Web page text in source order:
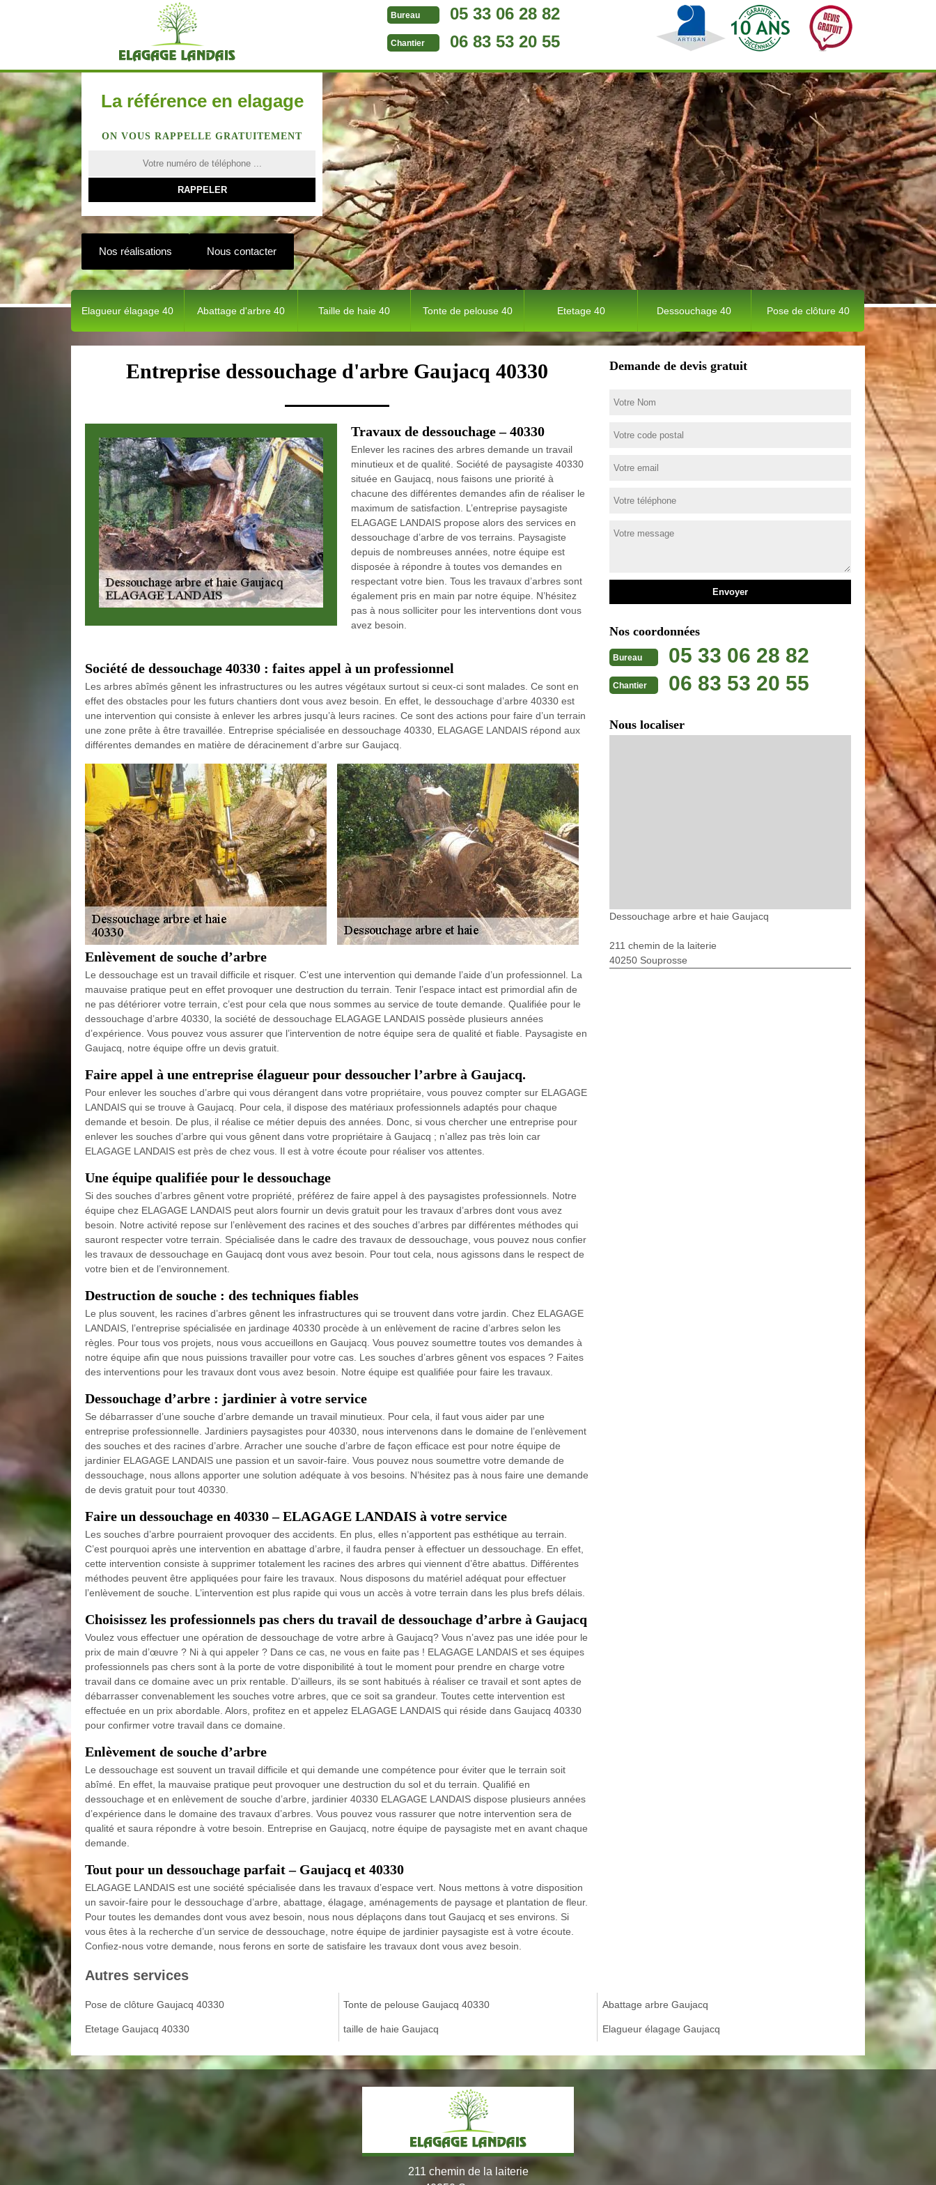
Bureau 05 33 06 28 82
Chantier 06 83 53 20 55
La référence en elagage
ON VOUS RAPPELLE GRATUITEMENT
Nos réalisations Nous contacter
Elagueur élagage 40 Abattage d'arbre 40 Taille de haie 40 Tonte de pelouse 40 Etetage 40 Dessouchage 40 Pose de clôture 40
Entreprise dessouchage d'arbre Gaujacq 40330
Travaux de dessouchage – 40330
Enlever les racines des arbres demande un travail
minutieux et de qualité. Société de paysagiste 40330
située en Gaujacq, nous faisons une priorité à
chacune des différentes demandes afin de réaliser le
maximum de satisfaction. L’entreprise paysagiste
ELAGAGE LANDAIS propose alors des services en
dessouchage d’arbre de vos terrains. Paysagiste
depuis de nombreuses années, notre équipe est
disposée à répondre à toutes vos demandes en
respectant votre bien. Tous les travaux d’arbres sont
également pris en main par notre équipe. N’hésitez
pas à nous solliciter pour les interventions dont vous
avez besoin.
Société de dessouchage 40330 : faites appel à un professionnel
Les arbres abîmés gênent les infrastructures ou les autres végétaux surtout si ceux-ci sont malades. Ce sont en
effet des obstacles pour les futurs chantiers dont vous avez besoin. En effet, le dessouchage d’arbre 40330 est
une intervention qui consiste à enlever les arbres jusqu’à leurs racines. Ce sont des actions pour faire d’un terrain
une zone prête à être travaillée. Entreprise spécialisée en dessouchage 40330, ELAGAGE LANDAIS répond aux
différentes demandes en matière de déracinement d’arbre sur Gaujacq.
Enlèvement de souche d’arbre
Le dessouchage est un travail difficile et risquer. C’est une intervention qui demande l’aide d’un professionnel. La
mauvaise pratique peut en effet provoquer une destruction du terrain. Tenir l’espace intact est primordial afin de
ne pas détériorer votre terrain, c’est pour cela que nous sommes au service de toute demande. Qualifiée pour le
dessouchage d’arbre 40330, la société de dessouchage ELAGAGE LANDAIS possède plusieurs années
d’expérience. Vous pouvez vous assurer que l’intervention de notre équipe sera de qualité et fiable. Paysagiste en
Gaujacq, notre équipe offre un devis gratuit.
Faire appel à une entreprise élagueur pour dessoucher l’arbre à Gaujacq.
Pour enlever les souches d’arbre qui vous dérangent dans votre propriétaire, vous pouvez compter sur ELAGAGE
LANDAIS qui se trouve à Gaujacq. Pour cela, il dispose des matériaux professionnels adaptés pour chaque
demande et besoin. De plus, il réalise ce métier depuis des années. Donc, si vous chercher une entreprise pour
enlever les souches d’arbre qui vous gênent dans votre propriétaire à Gaujacq ; n’allez pas très loin car
ELAGAGE LANDAIS est près de chez vous. Il est à votre écoute pour réaliser vos attentes.
Une équipe qualifiée pour le dessouchage
Si des souches d’arbres gênent votre propriété, préférez de faire appel à des paysagistes professionnels. Notre
équipe chez ELAGAGE LANDAIS peut alors fournir un devis gratuit pour les travaux d’arbres dont vous avez
besoin. Notre activité repose sur l’enlèvement des racines et des souches d’arbres par différentes méthodes qui
sauront respecter votre terrain. Spécialisée dans le cadre des travaux de dessouchage, vous pouvez nous confier
les travaux de dessouchage en Gaujacq dont vous avez besoin. Pour tout cela, nous agissons dans le respect de
votre bien et de l’environnement.
Destruction de souche : des techniques fiables
Le plus souvent, les racines d’arbres gênent les infrastructures qui se trouvent dans votre jardin. Chez ELAGAGE
LANDAIS, l’entreprise spécialisée en jardinage 40330 procède à un enlèvement de racine d’arbres selon les
règles. Pour tous vos projets, nous vous accueillons en Gaujacq. Vous pouvez soumettre toutes vos demandes à
notre équipe afin que nous puissions travailler pour votre cas. Les souches d’arbres gênent vos espaces ? Faites
des interventions pour les travaux dont vous avez besoin. Notre équipe est qualifiée pour faire les travaux.
Dessouchage d’arbre : jardinier à votre service
Se débarrasser d’une souche d’arbre demande un travail minutieux. Pour cela, il faut vous aider par une
entreprise professionnelle. Jardiniers paysagistes pour 40330, nous intervenons dans le domaine de l’enlèvement
des souches et des racines d’arbre. Arracher une souche d’arbre de façon efficace est pour notre équipe de
jardinier ELAGAGE LANDAIS une passion et un savoir-faire. Vous pouvez nous soumettre votre demande de
dessouchage, nous allons apporter une solution adéquate à vos besoins. N’hésitez pas à nous faire une demande
de devis gratuit pour tout 40330.
Faire un dessouchage en 40330 – ELAGAGE LANDAIS à votre service
Les souches d’arbre pourraient provoquer des accidents. En plus, elles n’apportent pas esthétique au terrain.
C’est pourquoi après une intervention en abattage d’arbre, il faudra penser à effectuer un dessouchage. En effet,
cette intervention consiste à supprimer totalement les racines des arbres qui viennent d’être abattus. Différentes
méthodes peuvent être appliquées pour faire les travaux. Nous disposons du matériel adéquat pour effectuer
l’enlèvement de souche. L’intervention est plus rapide qui vous un accès à votre terrain dans les plus brefs délais.
Choisissez les professionnels pas chers du travail de dessouchage d’arbre à Gaujacq
Voulez vous effectuer une opération de dessouchage de votre arbre à Gaujacq? Vous n’avez pas une idée pour le
prix de main d’œuvre ? Ni à qui appeler ? Dans ce cas, ne vous en faite pas ! ELAGAGE LANDAIS et ses équipes
professionnels pas chers sont à la porte de votre disponibilité à tout le moment pour prendre en charge votre
travail dans ce domaine avec un prix rentable. D’ailleurs, ils se sont habitués à réaliser ce travail et sont aptes de
débarrasser convenablement les souches votre arbres, que ce soit sa grandeur. Toutes cette intervention est
effectuée en un prix abordable. Alors, profitez en et appelez ELAGAGE LANDAIS qui réside dans Gaujacq 40330
pour confirmer votre travail dans ce domaine.
Enlèvement de souche d’arbre
Le dessouchage est souvent un travail difficile et qui demande une compétence pour éviter que le terrain soit
abîmé. En effet, la mauvaise pratique peut provoquer une destruction du sol et du terrain. Qualifié en
dessouchage et en enlèvement de souche d’arbre, jardinier 40330 ELAGAGE LANDAIS dispose plusieurs années
d’expérience dans le domaine des travaux d’arbres. Vous pouvez vous rassurer que notre intervention sera de
qualité et saura répondre à votre besoin. Entreprise en Gaujacq, notre équipe de paysagiste met en avant chaque
demande.
Tout pour un dessouchage parfait – Gaujacq et 40330
ELAGAGE LANDAIS est une société spécialisée dans les travaux d’espace vert. Nous mettons à votre disposition
un savoir-faire pour le dessouchage d’arbre, abattage, élagage, aménagements de paysage et plantation de fleur.
Pour toutes les demandes dont vous avez besoin, nous nous déplaçons dans tout Gaujacq et ses environs. Si
vous êtes à la recherche d’un service de dessouchage, notre équipe de jardinier paysagiste est à votre écoute.
Confiez-nous votre demande, nous ferons en sorte de satisfaire les travaux dont vous avez besoin.
Demande de devis gratuit
Nos coordonnées
Bureau 05 33 06 28 82
Chantier 06 83 53 20 55
Nous localiser
Dessouchage arbre et haie Gaujacq
211 chemin de la laiterie
40250 Souprosse
Autres services
Pose de clôture Gaujacq 40330
Etetage Gaujacq 40330
Tonte de pelouse Gaujacq 40330
taille de haie Gaujacq
Abattage arbre Gaujacq
Elagueur élagage Gaujacq
211 chemin de la laiterie